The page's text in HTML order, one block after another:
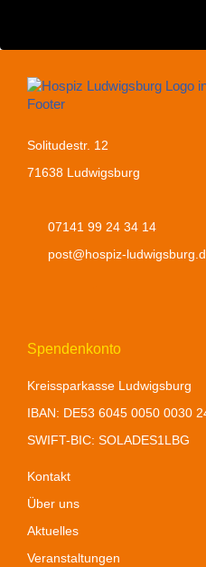
Solitudestr. 12
71638 Ludwigsburg
07141 99 24 34 14
post@hospiz-
Spendenkonto
Kreissparkasse Ludwigsburg
IBAN: DE53 6045 0050 0030
SWIFT-BIC: SOLADES1LBG
Kontakt
Über uns
Aktuelles
Veranstaltungen